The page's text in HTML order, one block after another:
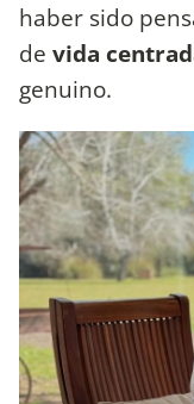
haber sido
de vida
genuino.